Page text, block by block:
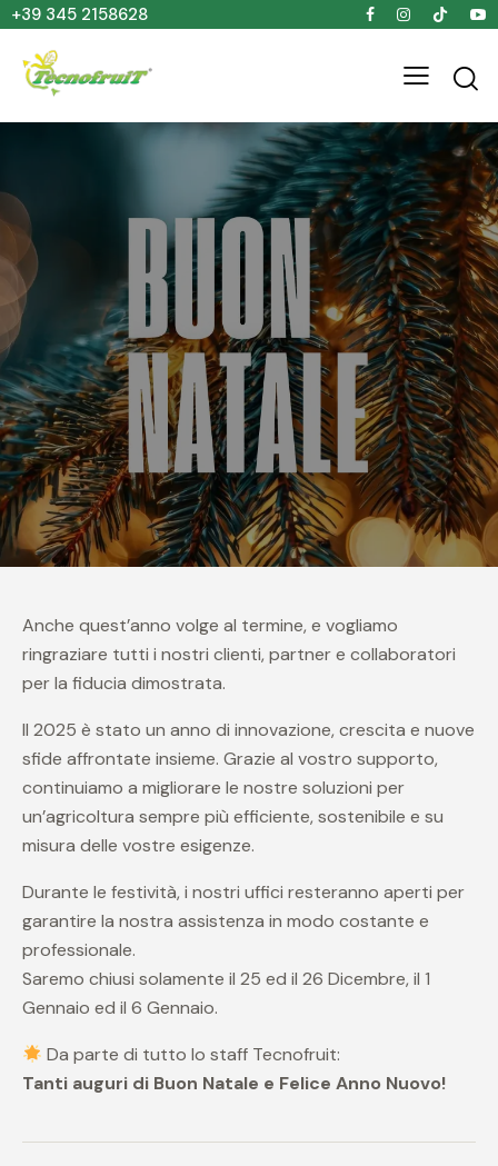
+39 345 2158628
Anche quest’anno volge al termine, e vogliamo
ringraziare tutti i nostri clienti, partner e collaboratori
per la fiducia dimostrata.
Il 2025 è stato un anno di innovazione, crescita e nuove
sfide affrontate insieme. Grazie al vostro supporto,
continuiamo a migliorare le nostre soluzioni per
un’agricoltura sempre più efficiente, sostenibile e su
misura delle vostre esigenze.
Durante le festività, i nostri uffici resteranno aperti per
garantire la nostra assistenza in modo costante e
professionale.
Saremo chiusi solamente il 25 ed il 26 Dicembre, il 1
Gennaio ed il 6 Gennaio.
Da parte di tutto lo staff Tecnofruit:
Tanti auguri di Buon Natale e Felice Anno Nuovo!